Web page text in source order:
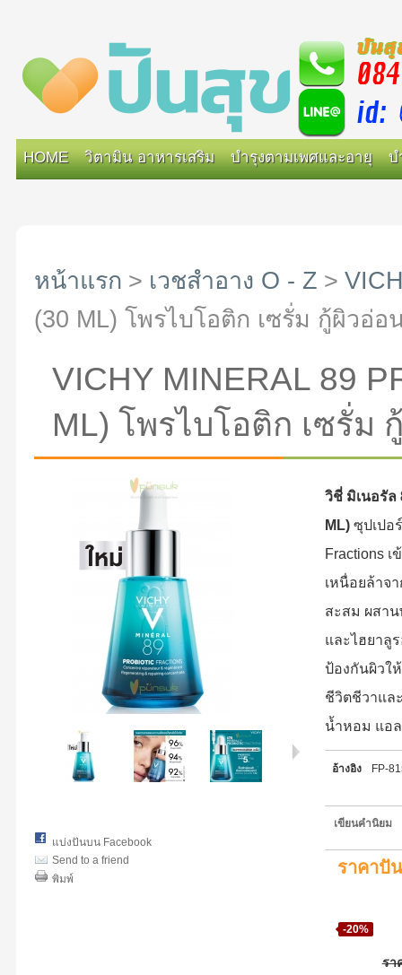
HOME วิตามิน อาหารเสริม บำรุงตามเพศและอายุ บ
หน้าแรก > เวชสำอาง O - Z >
(30 ML) โพรไบโอติก เซรั่ม กู้ผิวอ่อ
VICHY MINERAL 89
ML) โพรไบโอติก เซรั่ม
แบ่งปันบน Facebook
Send to a friend
พิมพ์
วิชี่ มิเนอรัล
ML)ซุปเปอ
Fractions
เหนื่อยล้าจ
สะสม ผสา
และไฮยาลู
ป้องกันผิวใ
ชีวิตชีวาแล
น้ำหอม แอ
อ้างอิง FP-
เขียนคำนิยม
ราคาปั
-20%
รา